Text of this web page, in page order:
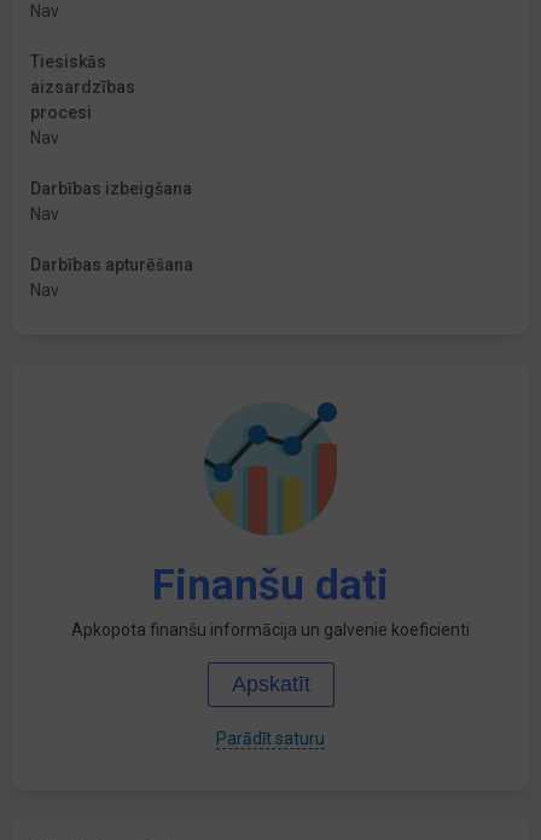
Nav
Tiesiskās
aizsardzības
procesi
Nav
Darbības izbeigšana
Nav
Darbības apturēšana
Nav
Finanšu dati
Apkopota finanšu informācija un galvenie koeficienti
Apskatīt
Parādīt saturu